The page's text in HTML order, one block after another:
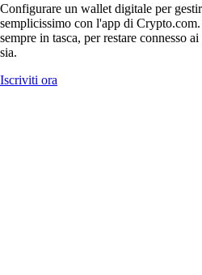
Configurare un wallet digitale per
semplicissimo con l'app di
sempre in tasca, per restare connesso
sia.
Iscriviti ora